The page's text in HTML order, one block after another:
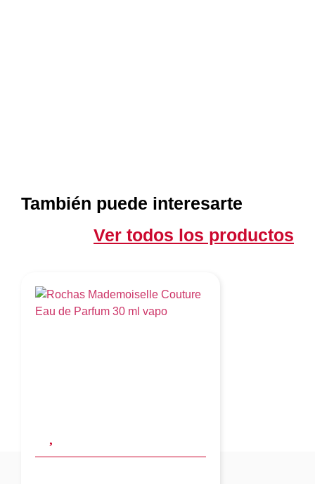
También puede interesarte
Ver todos los productos